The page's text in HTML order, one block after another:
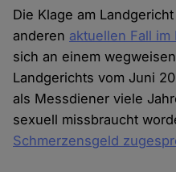
Die Klage am
anderen aktuellen Fall im
sich an einem
Landgerichts vom Juni
als Messdiener viele
sexuell missbraucht
Schmerzensgeld